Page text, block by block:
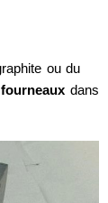
ou du
dans